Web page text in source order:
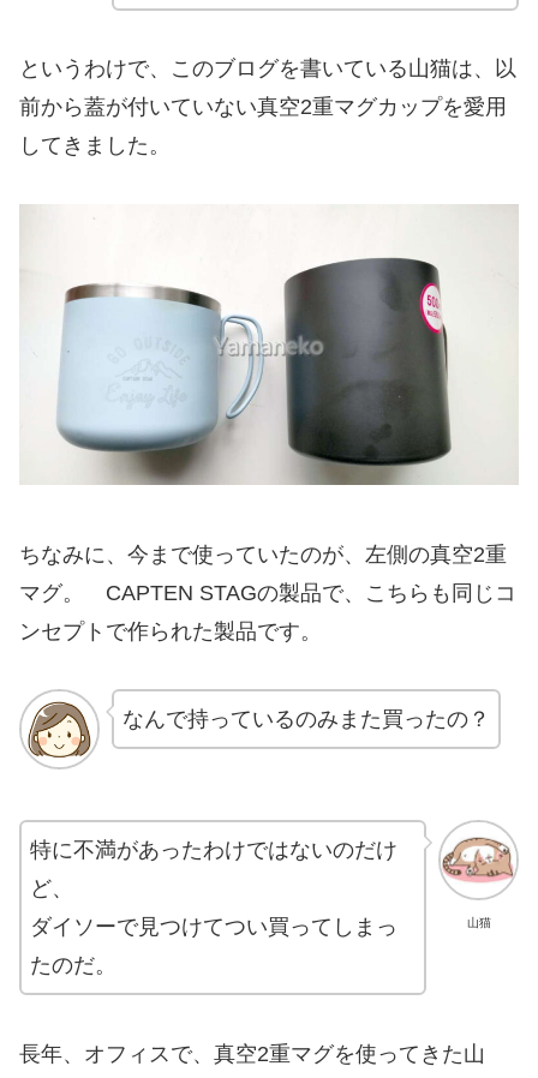
というわけで、このブログを書いている山猫は、以
前から蓋が付いていない真空2重マグカップを愛用
してきました。
ちなみに、今まで使っていたのが、左側の真空2重
マグ。 CAPTEN STAGの製品で、こちらも同じコ
ンセプトで作られた製品です。
なんで持っているのみまた買ったの？
山猫
特に不満があったわけではないのだけ
ど、
ダイソーで見つけてつい買ってしまっ
たのだ。
長年、オフィスで、真空2重マグを使ってきた山